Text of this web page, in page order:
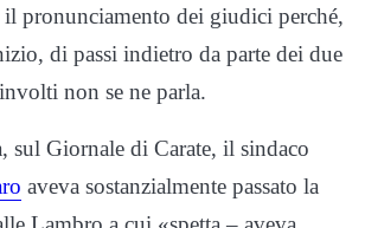
pronunciamento dei giudici perché,
di passi indietro da parte dei due
non se ne parla.
sul Giornale di Carate, il sindaco
aveva sostanzialmente passato la